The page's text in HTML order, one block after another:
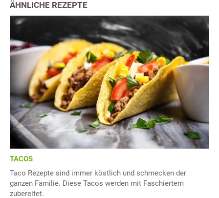
ÄHNLICHE REZEPTE
TACOS
Taco Rezepte sind immer köstlich und schmecken der
ganzen Familie. Diese Tacos werden mit Faschiertem
zubereitet.